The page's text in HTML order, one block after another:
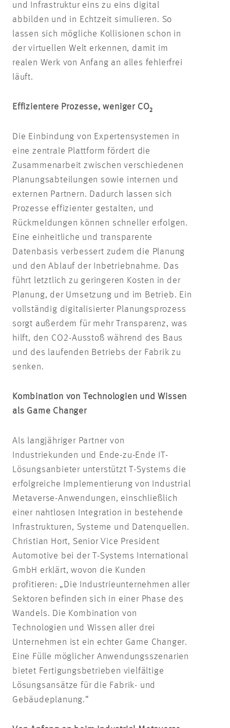
und Infrastruktur eins zu eins digital
abbilden und in Echtzeit simulieren. So
lassen sich mögliche Kollisionen schon in
der virtuellen Welt erkennen, damit im
realen Werk von Anfang an alles fehlerfrei
läuft.
Effizientere Prozesse, weniger CO₂
Die Einbindung von Expertensystemen in
eine zentrale Plattform fördert die
Zusammenarbeit zwischen verschiedenen
Planungsabteilungen sowie internen und
externen Partnern. Dadurch lassen sich
Prozesse effizienter gestalten, und
Rückmeldungen können schneller erfolgen.
Eine einheitliche und transparente
Datenbasis verbessert zudem die Planung
und den Ablauf der Inbetriebnahme. Das
führt letztlich zu geringeren Kosten in der
Planung, der Umsetzung und im Betrieb. Ein
vollständig digitalisierter Planungsprozess
sorgt außerdem für mehr Transparenz, was
hilft, den CO2-Ausstoß während des Baus
und des laufenden Betriebs der Fabrik zu
senken.
Kombination von Technologien und Wissen
als Game Changer
Als langjähriger Partner von
Industriekunden und Ende-zu-Ende IT-
Lösungsanbieter unterstützt T-Systems die
erfolgreiche Implementierung von Industrial
Metaverse-Anwendungen, einschließlich
einer nahtlosen Integration in bestehende
Infrastrukturen, Systeme und Datenquellen.
Christian Hort, Senior Vice President
Automotive bei der T-Systems International
GmbH erklärt, wovon die Kunden
profitieren: „Die Industrieunternehmen aller
Sektoren befinden sich in einer Phase des
Wandels. Die Kombination von
Technologien und Wissen aller drei
Unternehmen ist ein echter Game Changer.
Eine Fülle möglicher Anwendungsszenarien
bietet Fertigungsbetrieben vielfältige
Lösungsansätze für die Fabrik- und
Gebäudeplanung.“